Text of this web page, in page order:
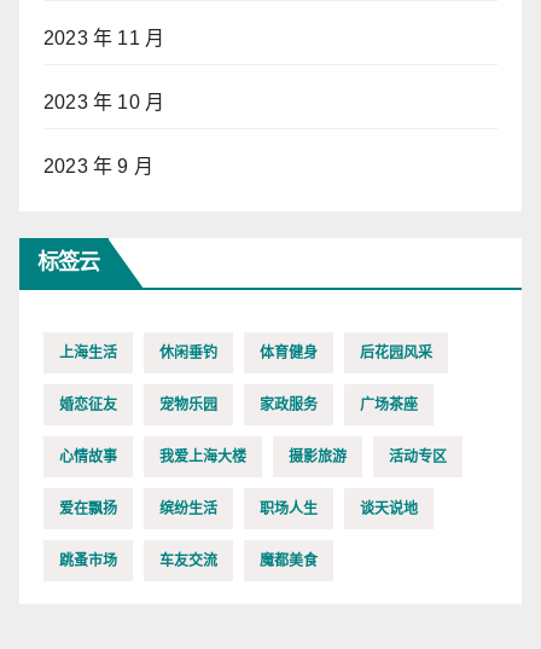
2023 年 11 月
2023 年 10 月
2023 年 9 月
标签云
上海生活 休闲垂钓 体育健身 后花园风采
婚恋征友 宠物乐园 家政服务 广场茶座
心情故事 我爱上海大楼 摄影旅游 活动专区
爱在飘扬 缤纷生活 职场人生 谈天说地
跳蚤市场 车友交流 魔都美食